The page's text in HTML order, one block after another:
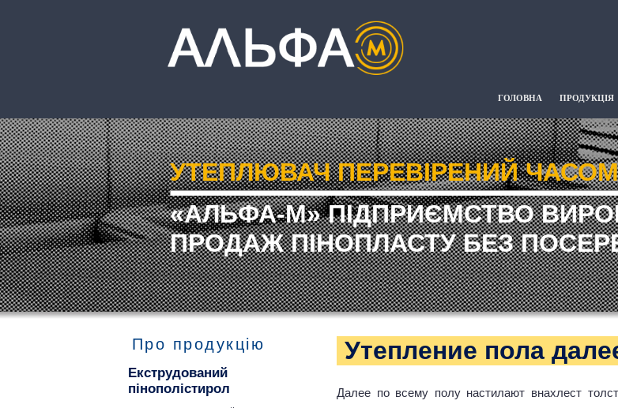
ГОЛОВНА ПРОДУКЦІЯ
УТЕПЛЮВАЧ ПЕРЕВІРЕНИЙ
«АЛЬФА-М» ПІДПРИЄМСТВО
ПРОДАЖ ПІНОПЛАСТУ БЕЗ
Про продукцію
Екструдований
пінополістирол
Утепление пола
Далее по всему полу настилают внахлест